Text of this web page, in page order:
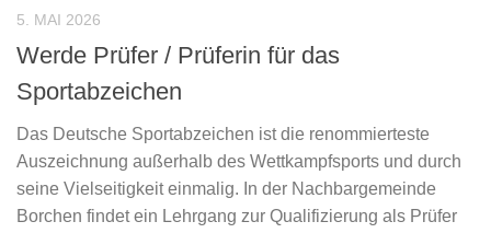
5. MAI 2026
Werde Prüfer / Prüferin für das
Sportabzeichen
Das Deutsche Sportabzeichen ist die renommierteste
Auszeichnung außerhalb des Wettkampfsports und durch
seine Vielseitigkeit einmalig. In der Nachbargemeinde
Borchen findet ein Lehrgang zur Qualifizierung als Prüfer